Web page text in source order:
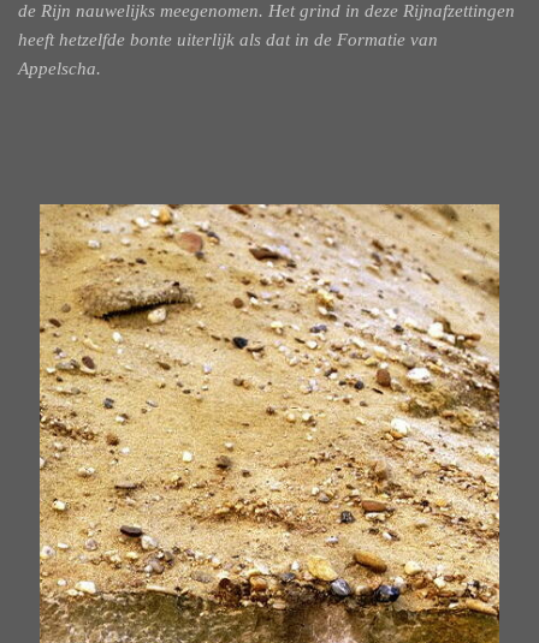
de Rijn nauwelijks meegenomen. Het grind in deze Rijnafzettingen
heeft hetzelfde bonte uiterlijk als dat in de Formatie van
Appelscha.